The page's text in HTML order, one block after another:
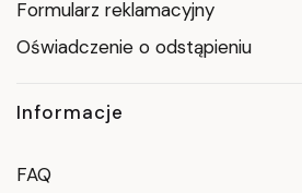
Formularz reklamacyjny
Oświadczenie o odstąpieniu
Informacje
FAQ